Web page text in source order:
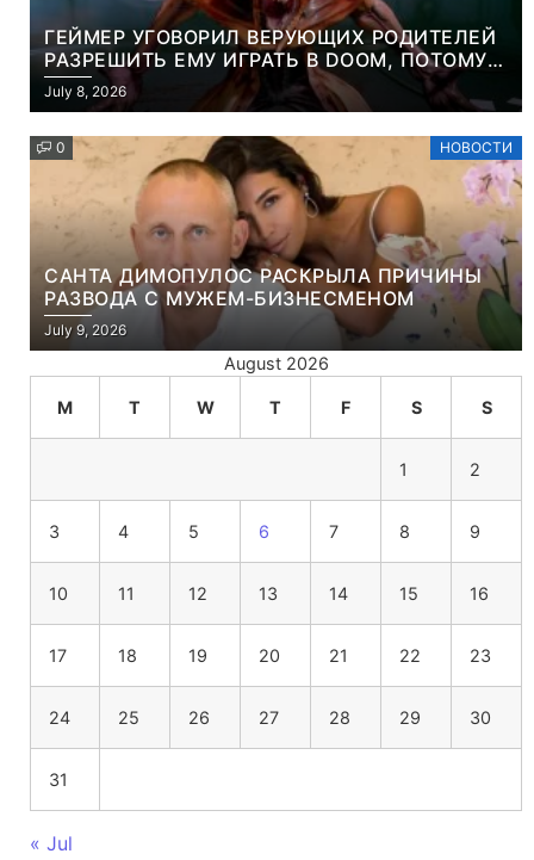
ГЕЙМЕР УГОВОРИЛ ВЕРУЮЩИХ РОДИТЕЛЕЙ
РАЗРЕШИТЬ ЕМУ ИГРАТЬ В DOOM, ПОТОМУ
ЧТО ЭТО ХРИСТИАНСКАЯ ИГРА ПРО
УБИЙСТВО ДЕМОНОВ
July 8, 2026
0 НОВОСТИ
САНТА ДИМОПУЛОС РАСКРЫЛА ПРИЧИНЫ
РАЗВОДА С МУЖЕМ-БИЗНЕСМЕНОМ
July 9, 2026
August 2026
M T W T F S S
1 2
3 4 5 6 7 8 9
10 11 12 13 14 15 16
17 18 19 20 21 22 23
24 25 26 27 28 29 30
31
« Jul